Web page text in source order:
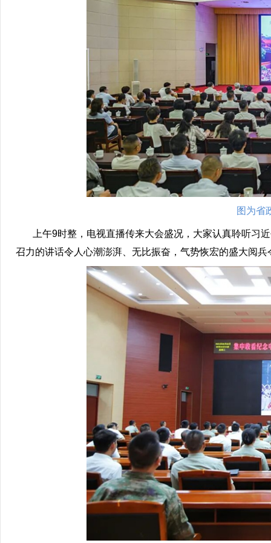
图为省
上午9时整，电视直播传来大会盛况，大家认真聆听习近
召力的讲话令人心潮澎湃、无比振奋，气势恢宏的盛大阅